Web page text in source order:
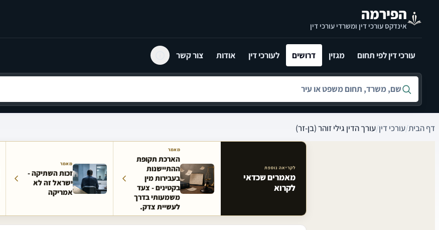
הפירמה
אינדקס עורכי דין ומשרדי עורכי דין
עורכי דין לפי תחום מגזין דרושים לעורכי דין אודות צור קשר
חיפוש לפי שם, משרד, תחום משפט או עיר
דף הבית/עורכי דין/עורך הדין גילי זוהר (בן-זר)
מאמרים קשורים באתר
לקריאה נוספת
מאמרים שכדאי
לקרוא
מאמר
הארכת תקופת
ההתיישנות
בעבירות מין
בקטינים - צעד
משמעותי בדרך
לעשיית צדק.
מאמר
זכות השתיקה -
ישראל זה לא
אמריקה